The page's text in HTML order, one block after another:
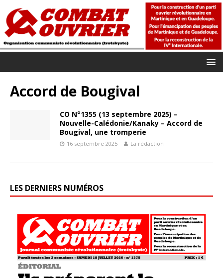
Accord de Bougival
CO N°1355 (13 septembre 2025) –
Nouvelle-Calédonie/Kanaky – Accord de
Bougival, une tromperie
16 septembre 2025 La rédaction
LES DERNIERS NUMÉROS